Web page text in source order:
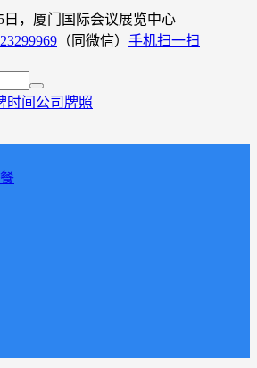
日，厦门国际会议展览中心
（同微信） 手机扫一扫
时间 公司牌照